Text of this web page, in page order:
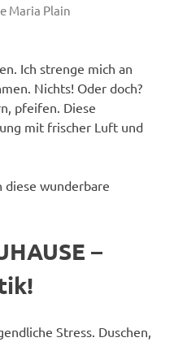
Maria Plain
Ich strenge mich an
Nichts! Oder doch?
pfeifen. Diese
mit frischer Luft und
diese wunderbare
–
Stress. Duschen,